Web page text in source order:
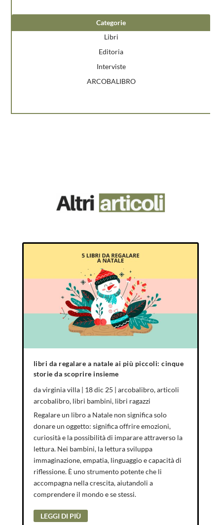
Categorie
Libri
Editoria
Interviste
ARCOBALIBRO
libri da regalare a natale ai più piccoli: cinque
storie da scoprire insieme
davirginia villa| 18 dic 25 | arcobalibro,articoli
arcobalibro, libri bambini, libri ragazzi
Regalare un libro a Natale non significa solo
donare un oggetto: significa offrire emozioni,
curiosità e la possibilità di imparare attraverso la
lettura. Nei bambini, la lettura sviluppa
immaginazione, empatia, linguaggio e capacità di
riflessione. È uno strumento potente che li
accompagna nella crescita, aiutandoli a
comprendere il mondo e se stessi.
LEGGI DI PIÙ